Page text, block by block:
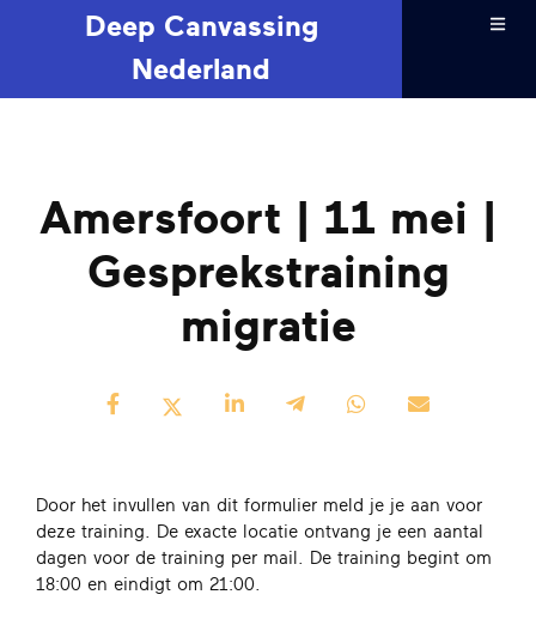
Deep Canvassing
Nederland
Amersfoort | 11 mei |
Gesprekstraining
migratie
Door het invullen van dit formulier meld je je aan voor
deze training. De exacte locatie ontvang je een aantal
dagen voor de training per mail. De training begint om
18:00 en eindigt om 21:00.